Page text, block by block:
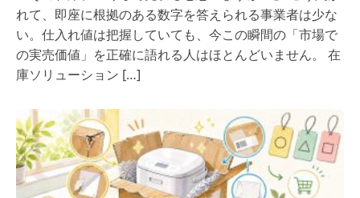
れて、即座に根拠のある数字を答えられる事業者は少な
い。仕入れ値は把握していても、今この瞬間の「市場で
の実売価値」を正確に語れる人はほとんどいません。 在
庫ソリューション […]